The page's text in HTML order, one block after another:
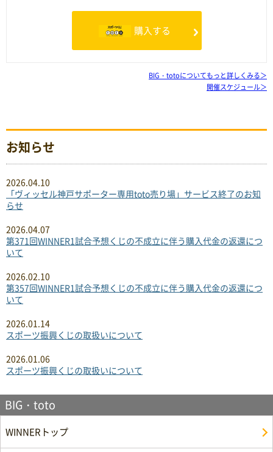
購入する
BIG・totoについてもっと詳しくみる＞
開催スケジュール＞
お知らせ
2026.04.10
「ヴィッセル神戸サポーター専用toto売り場」サービス終了のお知
らせ
2026.04.07
第371回WINNER1試合予想くじの不成立に伴う購入代金の返還につ
いて
2026.02.10
第357回WINNER1試合予想くじの不成立に伴う購入代金の返還につ
いて
2026.01.14
スポーツ振興くじの取扱いについて
2026.01.06
スポーツ振興くじの取扱いについて
BIG・toto
WINNERトップ